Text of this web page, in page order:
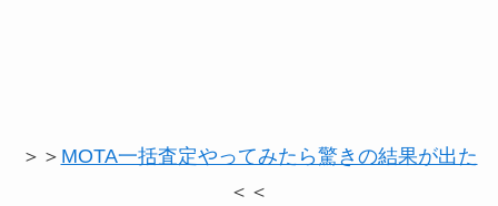
＞＞ MOTA一括査定やってみたら驚きの結果が出た
＜＜